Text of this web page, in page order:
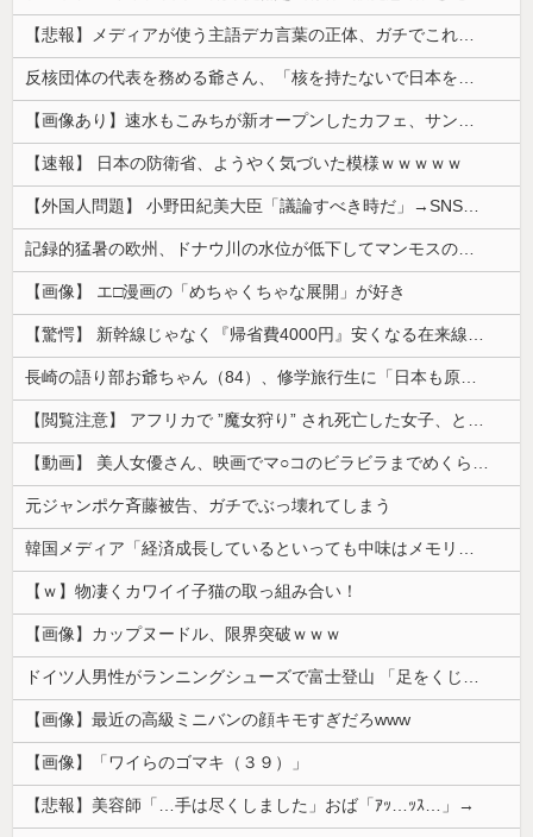
【悲報】メディアが使う主語デカ言葉の正体、ガチでこれだったｗｗｗｗ
反核団体の代表を務める爺さん、「核を持たないで日本を守れますか」と中学生に詰問された結果……
【画像あり】速水もこみちが新オープンしたカフェ、サンドイッチ1つ「3000円」ｗｗｗｗｗ
【速報】 日本の防衛省、ようやく気づいた模様ｗｗｗｗｗ
【外国人問題】 小野田紀美大臣「議論すべき時だ」→SNS「まだ議論もしてなかったんだ...」→小野田大臣「これが進歩状況です」めちゃくちゃ仕事して...
記録的猛暑の欧州、ドナウ川の水位が低下してマンモスの骨や沈没したドイツ軍の戦艦が出現
【画像】 エ□漫画の「めちゃくちゃな展開」が好き
【驚愕】 新幹線じゃなく『帰省費4000円』安くなる在来線で帰省した結果ｗｗｗｗｗ
長崎の語り部お爺ちゃん（84）、修学旅行生に「日本も原爆を持たないと負ける」と言われびっくり！ 被団協代表（85）も中学生に「核を持たないで日本...
【閲覧注意】 アフリカで ”魔女狩り” され死亡した女子、とんでもなくエ□い体してると話題に
【動画】 美人女優さん、映画でマ○コのビラビラまでめくらせてしまうｗｗｗｗｗｗ
元ジャンポケ斉藤被告、ガチでぶっ壊れてしまう
韓国メディア「経済成長しているといっても中味はメモリ価格だけ。雇用増加見通しが半減してしまった」……韓国の内需不況は根強い状況っすね
【ｗ】物凄くカワイイ子猫の取っ組み合い！
【画像】カップヌードル、限界突破ｗｗｗ
ドイツ人男性がランニングシューズで富士登山 「足をくじいて動けない」
【画像】最近の高級ミニバンの顔キモすぎだろwww
【画像】「ワイらのゴマキ（３９）」
【悲報】美容師「…手は尽くしました」おば「ｱｯ…ｯｽ…」→